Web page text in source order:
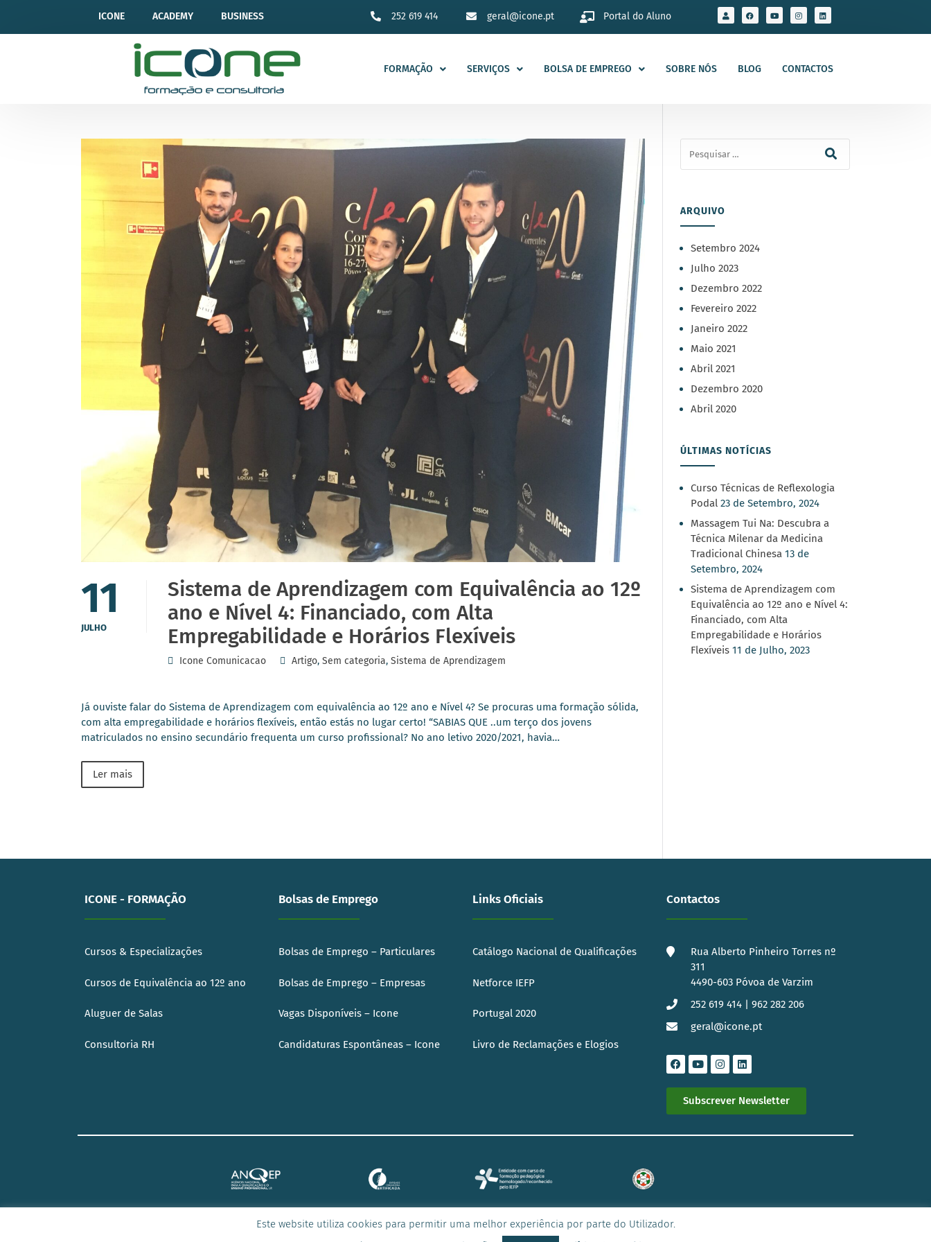
ICONE ACADEMY BUSINESS 252 619 414 geral@icone.pt Portal do Aluno
FORMAÇÃO SERVIÇOS BOLSA DE EMPREGO SOBRE NÓS BLOG CONTACTOS
11
JULHO
Sistema de Aprendizagem com Equivalência ao 12º
ano e Nível 4: Financiado, com Alta
Empregabilidade e Horários Flexíveis
Icone Comunicacao Artigo, Sem categoria, Sistema de Aprendizagem
Já ouviste falar do Sistema de Aprendizagem com equivalência ao 12º ano e Nível 4? Se procuras uma formação sólida,
com alta empregabilidade e horários flexíveis, então estás no lugar certo! “SABIAS QUE ..um terço dos jovens
matriculados no ensino secundário frequenta um curso profissional? No ano letivo 2020/2021, havia…
Ler mais
ARQUIVO
Setembro 2024
Julho 2023
Dezembro 2022
Fevereiro 2022
Janeiro 2022
Maio 2021
Abril 2021
Dezembro 2020
Abril 2020
ÚLTIMAS NOTÍCIAS
Curso Técnicas de Reflexologia
Podal 23 de Setembro, 2024
Massagem Tui Na: Descubra a
Técnica Milenar da Medicina
Tradicional Chinesa 13 de
Setembro, 2024
Sistema de Aprendizagem com
Equivalência ao 12º ano e Nível 4:
Financiado, com Alta
Empregabilidade e Horários
Flexíveis 11 de Julho, 2023
ICONE - FORMAÇÃO
Cursos & Especializações
Cursos de Equivalência ao 12º ano
Aluguer de Salas
Consultoria RH
Bolsas de Emprego
Bolsas de Emprego – Particulares
Bolsas de Emprego – Empresas
Vagas Disponíveis – Icone
Candidaturas Espontâneas – Icone
Links Oficiais
Catálogo Nacional de Qualificações
Netforce IEFP
Portugal 2020
Livro de Reclamações e Elogios
Contactos
Rua Alberto Pinheiro Torres nº
311
4490-603 Póvoa de Varzim
252 619 414 | 962 282 206
geral@icone.pt
Subscrever Newsletter
AVISO DE PRIVACIDADE|
Este website utiliza cookies para permitir uma melhor experiência por parte do Utilizador.